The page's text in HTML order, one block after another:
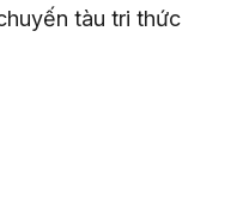
tàu tri thức